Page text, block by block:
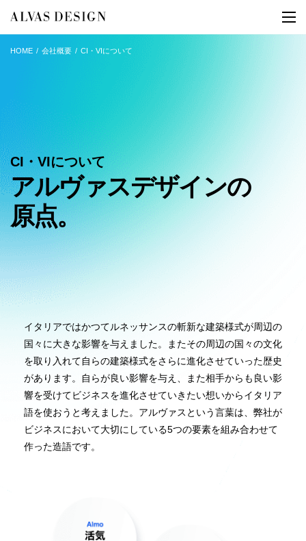
HOME 会社概要 CI・VIについて
CI・VIについて
アルヴァスデザインの
原点。
イタリアではかつてルネッサンスの斬新な建築様式が周辺の
国々に大きな影響を与えました。またその周辺の国々の文化
を取り入れて自らの建築様式をさらに進化させていった歴史
があります。自らが良い影響を与え、また相手からも良い影
響を受けてビジネスを進化させていきたい想いからイタリア
語を使おうと考えました。アルヴァスという言葉は、弊社が
ビジネスにおいて大切にしている5つの要素を組み合わせて
作った造語です。